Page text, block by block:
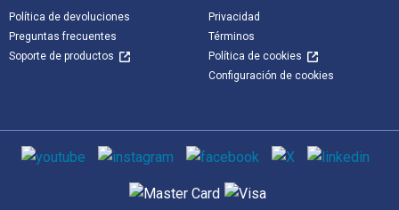
Política de devoluciones
Preguntas frecuentes
Soporte de productos
Privacidad
Términos
Política de cookies
Configuración de cookies
Medios de comunicación social
Métodos de pago admitidos